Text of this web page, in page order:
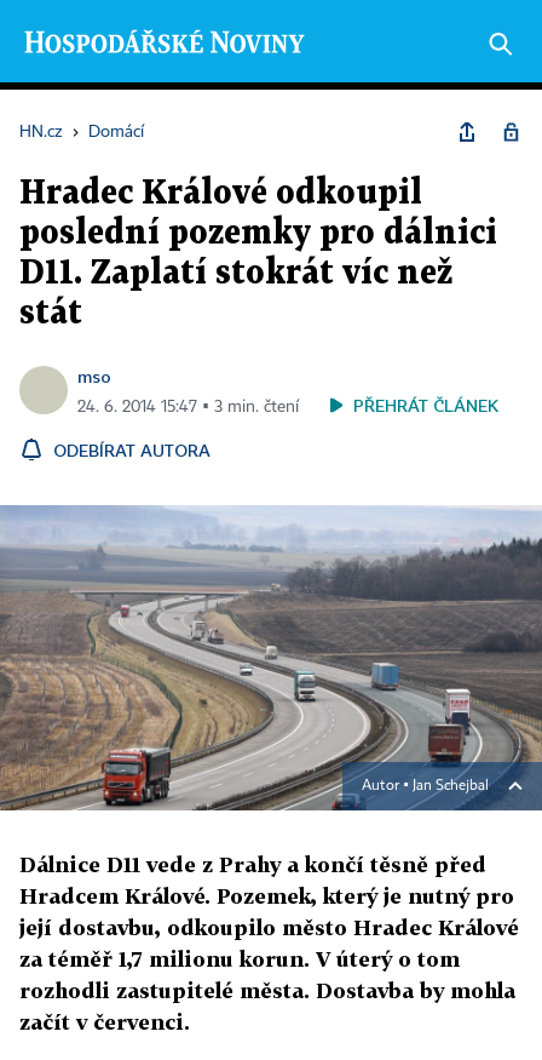
HN.cz › Domácí
Hradec Králové odkoupil
poslední pozemky pro dálnici
D11. Zaplatí stokrát víc než
stát
mso
24. 6. 2014 15:47 ▪ 3 min. čtení PŘEHRÁT ČLÁNEK
ODEBÍRAT AUTORA
Autor ▪ Jan Schejbal
Dálnice D11 vede z Prahy a končí těsně před
Hradcem Králové. Pozemek, který je nutný pro
její dostavbu, odkoupilo město Hradec Králové
za téměř 1,7 milionu korun. V úterý o tom
rozhodli zastupitelé města. Dostavba by mohla
začít v červenci.